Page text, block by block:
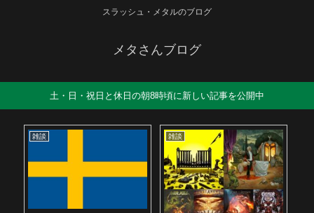
スラッシュ・メタルのブログ
メタさんブログ
土・日・祝日と休日の朝8時頃に新しい記事を公開中
雑談 雑談